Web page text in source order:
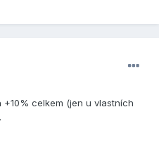
celkem (jen u vlastní­ch